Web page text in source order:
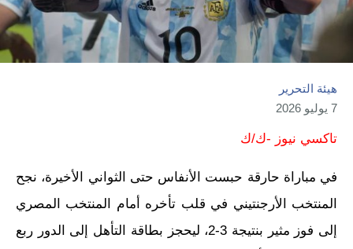
هيئة التحرير
7 يوليو 2026
تاكسي نيوز -ك/ك
في مباراة حارقة حبست الأنفاس حتى الثواني الأخيرة، نجح
المنتخب الأرجنتيني في قلب تأخره أمام المنتخب المصري
إلى فوز مثير بنتيجة 3-2، ليحجز بطاقة التأهل إلى الدور ربع